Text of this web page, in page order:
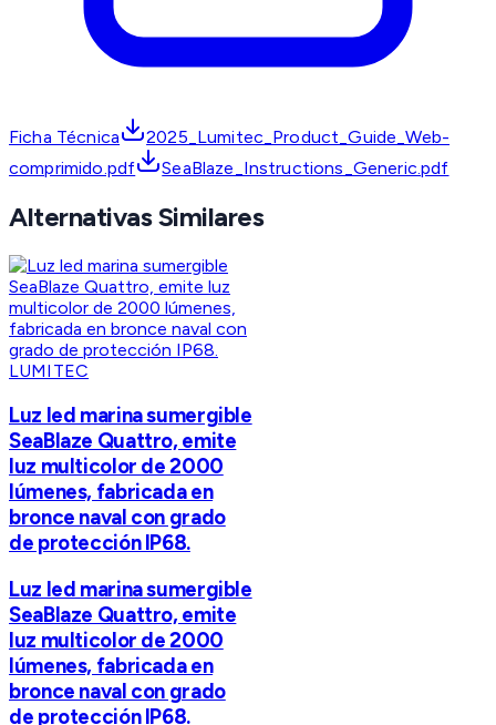
Ficha Técnica
2025_Lumitec_Product_Guide_Web-
comprimido.pdf
SeaBlaze_Instructions_Generic.pdf
Alternativas Similares
LUMITEC
Luz led marina sumergible
SeaBlaze Quattro, emite
luz multicolor de 2000
lúmenes, fabricada en
bronce naval con grado
de protección IP68.
Luz led marina sumergible
SeaBlaze Quattro, emite
luz multicolor de 2000
lúmenes, fabricada en
bronce naval con grado
de protección IP68.